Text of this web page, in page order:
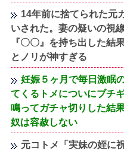
14年前に捨てられた元
いされた。妻の疑いの視
『〇〇』を持ち出した
とノリが神すぎる
妊娠５ヶ月で毎日激眠
てくるトメについにブチ
鳴ってガチャ切りした結
奴は容赦しない
元コトメ「実妹の姪に